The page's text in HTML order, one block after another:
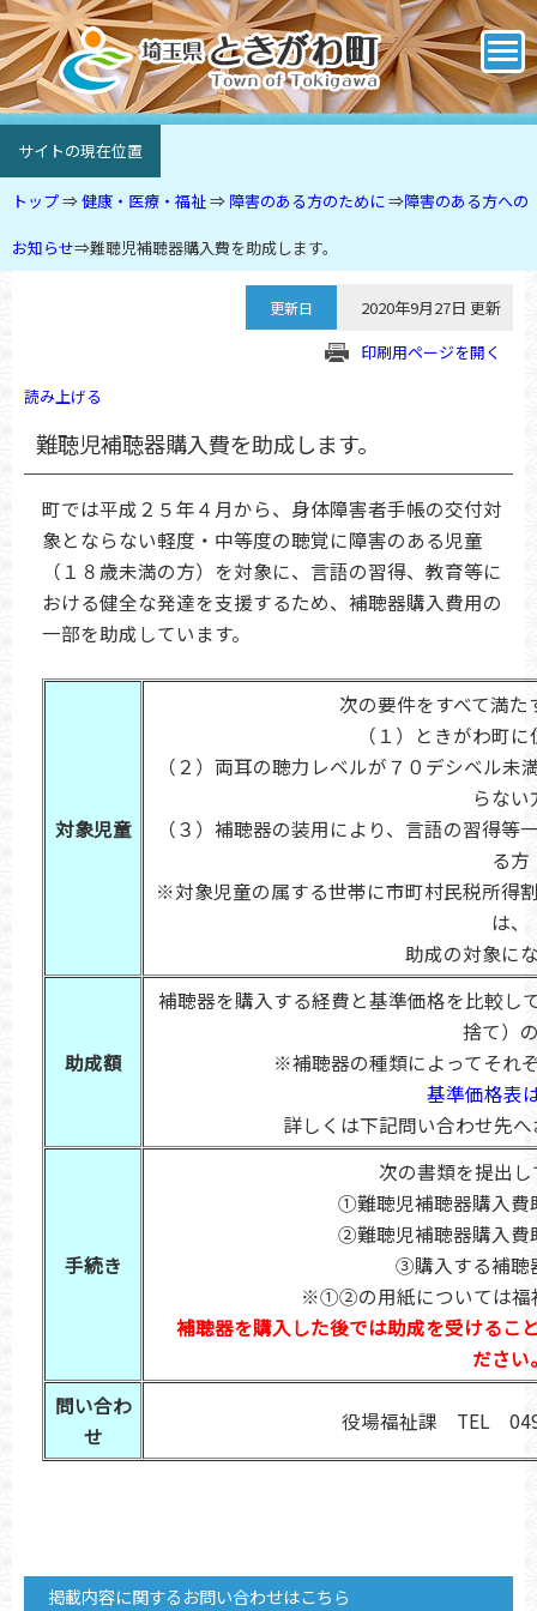
サイトの現在位置
トップ⇒健康・医療・福祉⇒ 障害のある方のために⇒障害のある方への
お知らせ⇒難聴児補聴器購入費を助成します。
更新日
2020年9月27日 更新
印刷用ページを開く
読み上げる
難聴児補聴器購入費を助成します。
町では平成２５年４月から、身体障害者手帳の交付対
象とならない軽度・中等度の聴覚に障害のある児童
（１８歳未満の方）を対象に、言語の習得、教育等に
おける健全な発達を支援するため、補聴器購入費用の
一部を助成しています。
対象児童
次の要件をすべて満
（１）ときがわ町
（２）両耳の聴力レベルが７０デシベル
らない
（３）補聴器の装用により、言語の習得
る方
※対象児童の属する世帯に市町村民税所得
は、
助成の対象に
助成額
補聴器を購入する経費と基準価格を比較し
捨て）
※補聴器の種類によってそれ
基準価格表
詳しくは下記問い合わせ先
手続き
次の書類を提出
①難聴児補聴器購入費
②難聴児補聴器購入費
③購入する補聴
※①②の用紙については福
補聴器を購入した後では助成を受けるこ
ださい
問い合わ
せ
役場福祉課 TEL
掲載内容に関するお問い合わせはこちら